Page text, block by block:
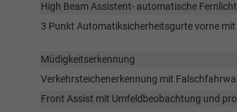
High Beam Assistent- automatische
3 Punkt Automatiksicherheitsgurte vorne
Müdigkeitserkennung
Verkehrsteichenerkennung mit
Front Assist mit Umfeldbeobachtung und